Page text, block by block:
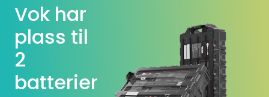
Vok har
plass til
2
batterier